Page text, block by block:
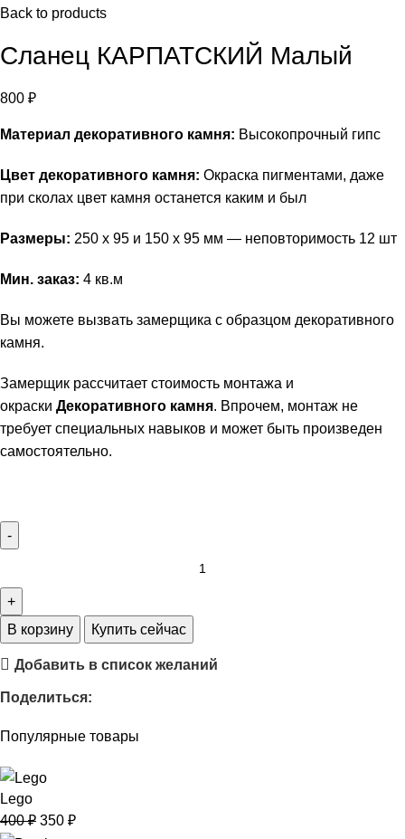
Back to products
Сланец КАРПАТСКИЙ Малый
800 ₽
Материал декоративного камня: Высокопрочный гипс
Цвет декоративного камня: Окраска пигментами, даже
при сколах цвет камня останется каким и был
Размеры: 250 х 95 и 150 х 95 мм — неповторимость 12 шт
Мин. заказ: 4 кв.м
Вы можете вызвать замерщика с образцом декоративного
камня.
Замерщик рассчитает стоимость монтажа и
окраски Декоративного камня. Впрочем, монтаж не
требует специальных навыков и может быть произведен
самостоятельно.
В корзину Купить сейчас
Добавить в список желаний
Поделиться:
Популярные товары
Lego
400₽ 350 ₽